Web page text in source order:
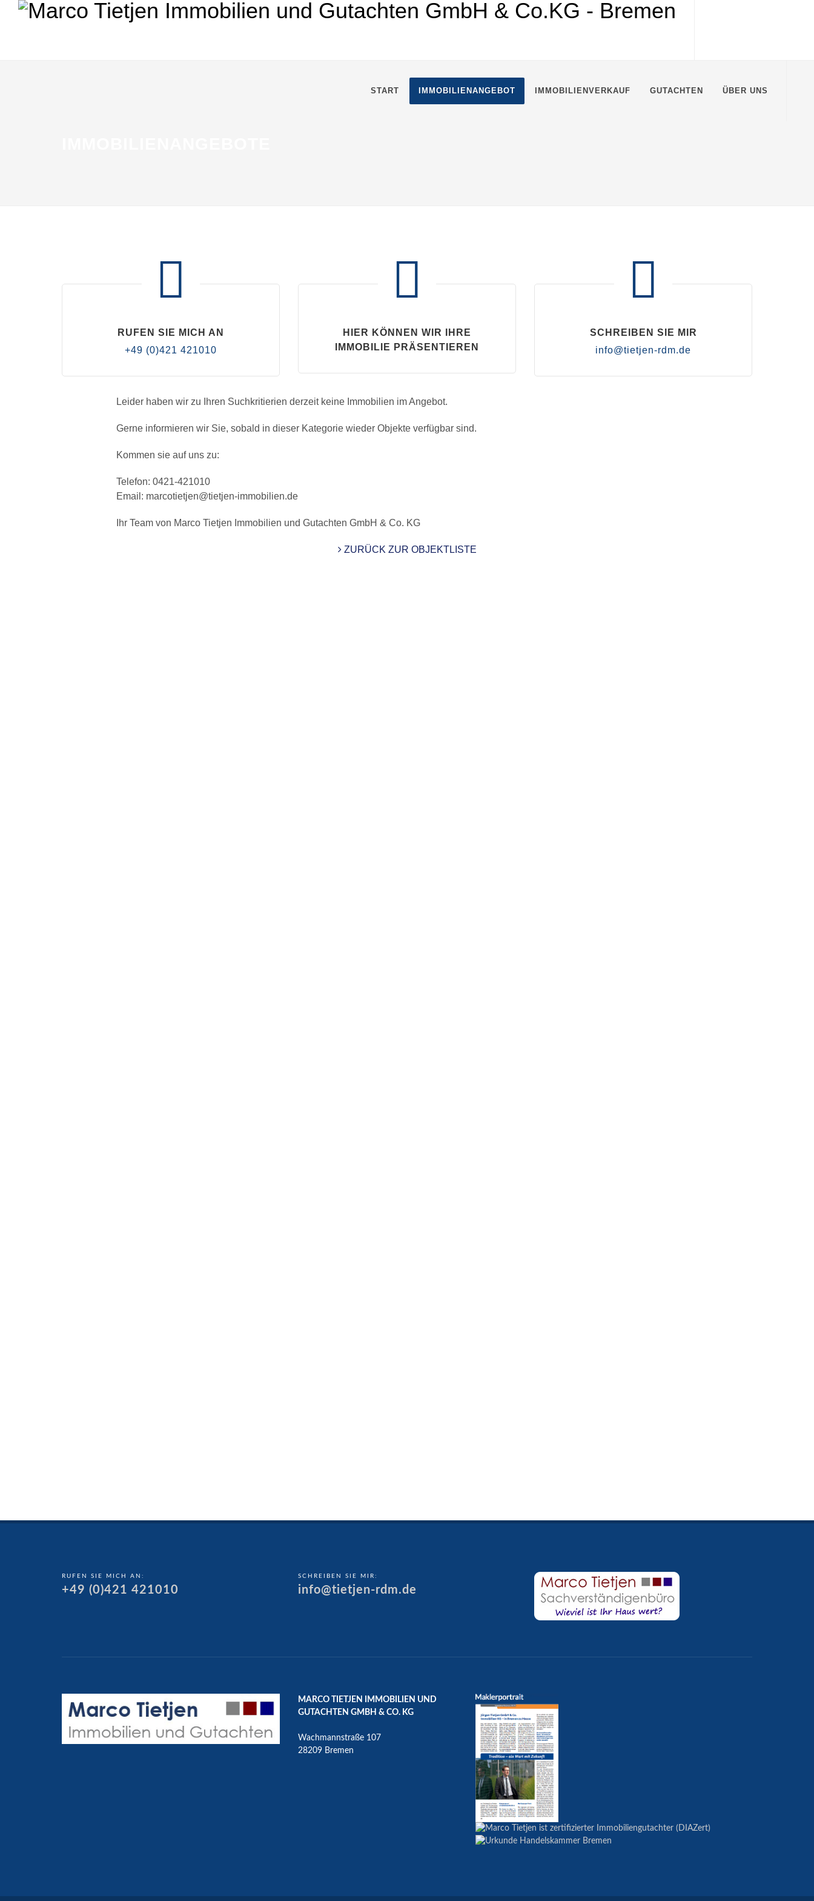
START IMMOBILIENANGEBOT IMMOBILIENVERKAUF GUTACHTEN ÜBER UNS
RUFEN SIE MICH AN
+49 (0)421 421010
HIER KÖNNEN WIR IHRE
IMMOBILIE PRÄSENTIEREN
SCHREIBEN SIE MIR
info@tietjen-rdm.de
RUFEN SIE MICH AN:
+49 (0)421 421010
SCHREIBEN SIE MIR:
info@tietjen-rdm.de
MARCO TIETJEN IMMOBILIEN UND
GUTACHTEN GMBH & CO. KG
Wachmannstraße 107
28209 Bremen